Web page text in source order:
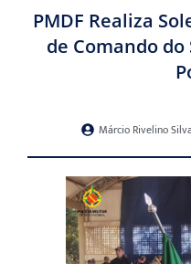
PMDF Realiza
de Comando
Márcio Rivelino